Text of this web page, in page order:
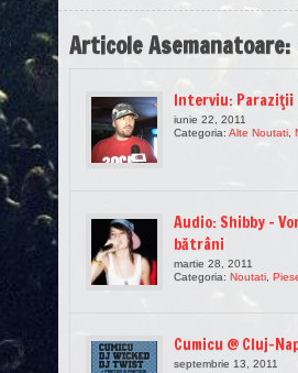
Articole Asemanatoare:
Interviu: Paraziţii
iunie 22, 2011
Categoria: Alte Noutati
Audio: Shibby –
bătrâni
martie 28, 2011
Categoria: Noutati
Cumicu @ Cluj-
septembrie 13, 2011